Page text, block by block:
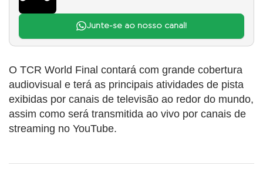
Junte-se ao nosso canal!
O TCR World Final contará com grande cobertura
audiovisual e terá as principais atividades de pista
exibidas por canais de televisão ao redor do mundo,
assim como será transmitida ao vivo por canais de
streaming no YouTube.